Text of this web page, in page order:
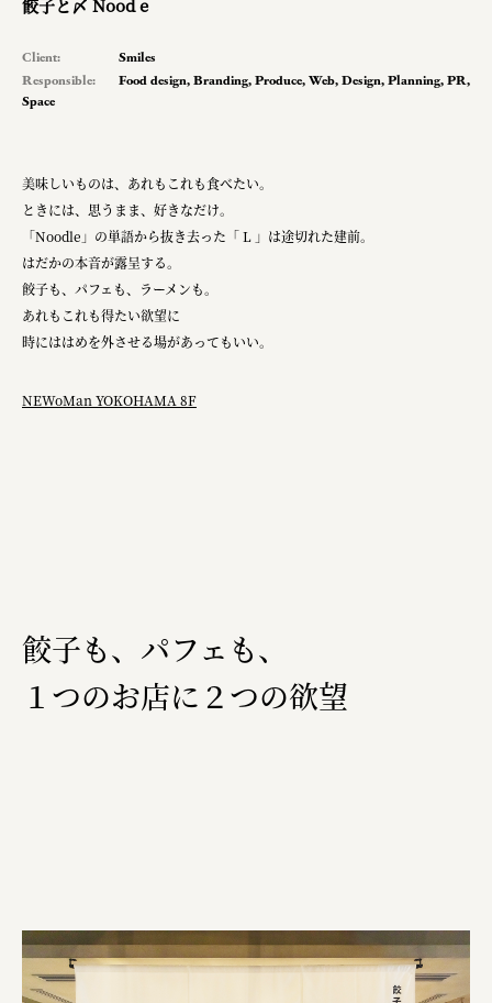
pr
Soup Stock Tokyo
100本のスプーン
キリンホールディングス株式会社
ソロフレッシュコーヒーシステム株式会社
アトラス化成株式会社
なかがわの恵み活用協議会
GLASS-LAB株式会社
株式会社ひらく
株式会社ニューテックシンセイ
餃子と〆 Nood e
Client:
Smiles
Responsible:
Food design,Branding,Produce,Web,Design,Planning,PR,
Space
美味しいものは、あれもこれも食べたい。
ときには、思うまま、好きなだけ。
「Noodle」の単語から抜き去った「 L 」は途切れた建前。
はだかの本音が露呈する。
餃子も、パフェも、ラーメンも。
あれもこれも得たい欲望に
時にははめを外させる場があってもいい。
NEWoMan YOKOHAMA 8F
餃子も、パフェも、
１つのお店に２つの欲望